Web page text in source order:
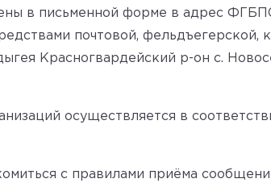
в письменной форме в адрес
почтовой, фельдъегерской,
Красногвардейский р-он с.
осуществляется в
с правилами приёма